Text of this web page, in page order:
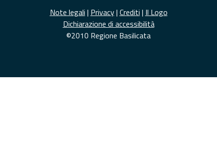
Note legali | Privacy| Crediti | Il Logo
Dichiarazione di accessibilità
©2010 Regione Basilicata